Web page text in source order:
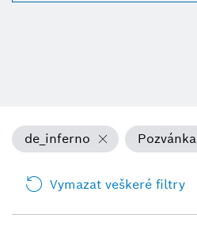
de_inferno Pozvánka
Vymazat veškeré filtry